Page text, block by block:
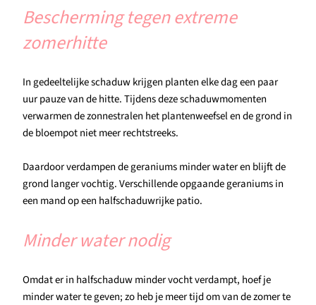
Bescherming tegen extreme
zomerhitte
In gedeeltelijke schaduw krijgen planten elke dag een paar
uur pauze van de hitte. Tijdens deze schaduwmomenten
verwarmen de zonnestralen het plantenweefsel en de grond in
de bloempot niet meer rechtstreeks.
Daardoor verdampen de geraniums minder water en blijft de
grond langer vochtig. Verschillende opgaande geraniums in
een mand op een halfschaduwrijke patio.
Minder water nodig
Omdat er in halfschaduw minder vocht verdampt, hoef je
minder water te geven; zo heb je meer tijd om van de zomer te